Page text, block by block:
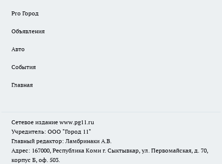
Pro Город
Объявления
Авто
События
Главная
Сетевое издание www.pg11.ru
Учредитель: ООО "Город 11"
Главный редактор: Ламбринаки А.В.
Адрес: 167000, Республика Коми г. Сыктывкар, ул. Первомайская, д. 70,
корпус Б, оф. 503.